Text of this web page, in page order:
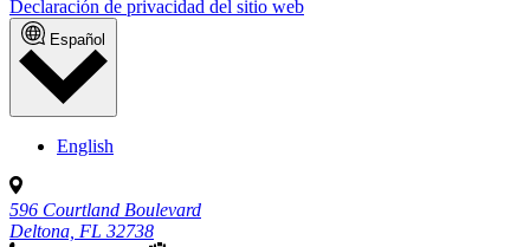
Declaración de privacidad del sitio web
Español
English
596 Courtland Boulevard
Deltona, FL 32738